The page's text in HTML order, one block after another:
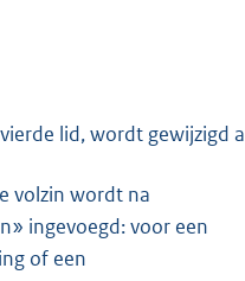
lid, wordt gewijzigd
volzin wordt na
ingevoegd: voor een
of een